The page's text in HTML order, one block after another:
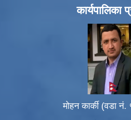
कार्यपालिका
मोहन कार्की (वडा नं.